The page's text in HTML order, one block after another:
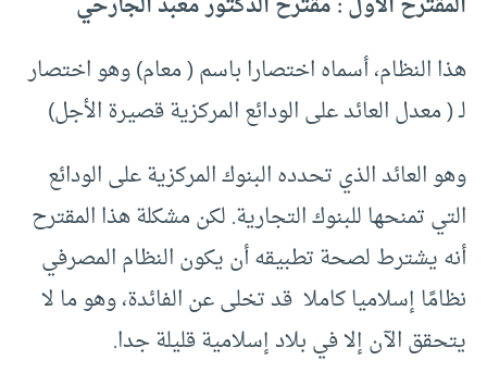
هذا النظام، أسماه اختصارا باسم ( معام) وهو اختصار
لـ ( معدل العائد على الودائع المركزية قصيرة الأجل)
وهو العائد الذي تحدده البنوك المركزية على الودائع
التي تمنحها للبنوك التجارية. لكن مشكلة هذا المقترح
أنه يشترط لصحة تطبيقه أن يكون النظام المصرفي
نظامًا إسلاميا كاملا قد تخلى عن الفائدة، وهو ما لا
يتحقق الآن إلا في بلاد إسلامية قليلة جدا.